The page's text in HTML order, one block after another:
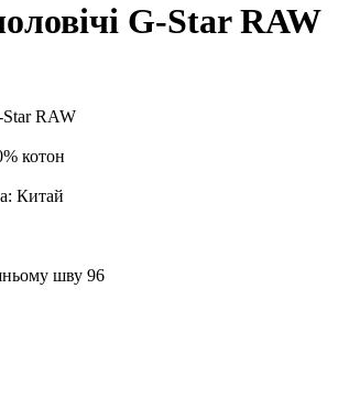
G-Star RAW
Star RAW
котон
Китай
шву 96